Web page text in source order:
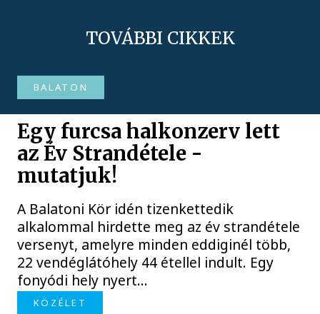
TOVÁBBI CIKKEK
BALATON
Egy furcsa halkonzerv lett
az Év Strandétele -
mutatjuk!
A Balatoni Kör idén tizenkettedik
alkalommal hirdette meg az év strandétele
versenyt, amelyre minden eddiginél több,
22 vendéglátóhely 44 étellel indult. Egy
fonyódi hely nyert...
KÖZÉLET